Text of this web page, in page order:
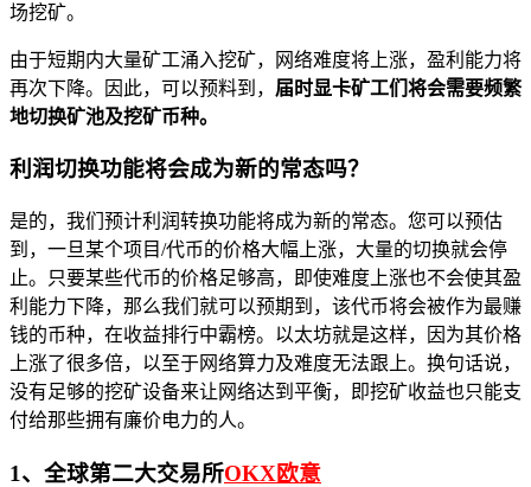
场挖矿。
由于短期内大量矿工涌入挖矿，网络难度将上涨，盈利能力将
再次下降。因此，可以预料到， 届时显卡矿工们将会需要频繁
地切换矿池及挖矿币种。
利润切换功能将会成为新的常态吗？
是的，我们预计利润转换功能将成为新的常态。您可以预估
到，一旦某个项目/代币的价格大幅上涨，大量的切换就会停
止。只要某些代币的价格足够高，即使难度上涨也不会使其盈
利能力下降，那么我们就可以预期到，该代币将会被作为最赚
钱的币种，在收益排行中霸榜。以太坊就是这样，因为其价格
上涨了很多倍，以至于网络算力及难度无法跟上。换句话说，
没有足够的挖矿设备来让网络达到平衡，即挖矿收益也只能支
付给那些拥有廉价电力的人。
1、全球第二大交易所OKX欧意